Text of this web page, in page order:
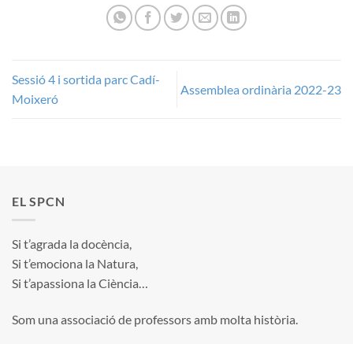
Sessió 4 i sortida parc Cadí-
Moixeró
Assemblea ordinària 2022-23
EL SPCN
Si t’agrada la docència,
Si t’emociona la Natura,
Si t’apassiona la Ciència…
Som una associació de professors amb molta història.